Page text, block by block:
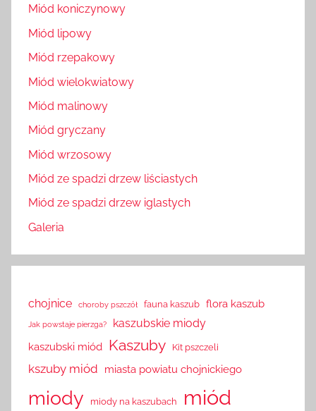
Miód koniczynowy
Miód lipowy
Miód rzepakowy
Miód wielokwiatowy
Miód malinowy
Miód gryczany
Miód wrzosowy
Miód ze spadzi drzew liściastych
Miód ze spadzi drzew iglastych
Galeria
chojnice choroby pszczół fauna kaszub flora kaszub
Jak powstaje pierzga? kaszubskie miody
kaszubski miód Kaszuby Kit pszczeli
kszuby miód miasta powiatu chojnickiego
miody miody na kaszubach miód